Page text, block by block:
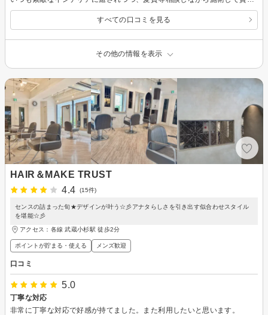
すべての口コミを見る
その他の情報を表示
HAIR＆MAKE TRUST
4.4
(15件)
センスの詰まった旬★デザインが叶う☆彡アナタらしさを引き出す似合わせスタイル
を堪能☆彡
アクセス：各線 武蔵小杉駅 徒歩2分
ポイントが貯まる・使える メンズ歓迎
口コミ
5.0
丁寧な対応
非常に丁寧な対応で好感が持てました。また利用したいと思います。